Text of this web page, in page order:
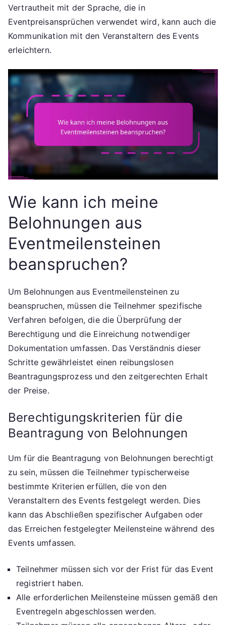
Vertrautheit mit der Sprache, die in
Eventpreisansprüchen verwendet wird, kann auch die
Kommunikation mit den Veranstaltern des Events
erleichtern.
Wie kann ich meine
Belohnungen aus
Eventmeilensteinen
beanspruchen?
Um Belohnungen aus Eventmeilensteinen zu
beanspruchen, müssen die Teilnehmer spezifische
Verfahren befolgen, die die Überprüfung der
Berechtigung und die Einreichung notwendiger
Dokumentation umfassen. Das Verständnis dieser
Schritte gewährleistet einen reibungslosen
Beantragungsprozess und den zeitgerechten Erhalt
der Preise.
Berechtigungskriterien für die
Beantragung von Belohnungen
Um für die Beantragung von Belohnungen berechtigt
zu sein, müssen die Teilnehmer typischerweise
bestimmte Kriterien erfüllen, die von den
Veranstaltern des Events festgelegt werden. Dies
kann das Abschließen spezifischer Aufgaben oder
das Erreichen festgelegter Meilensteine während des
Events umfassen.
Teilnehmer müssen sich vor der Frist für das Event
registriert haben.
Alle erforderlichen Meilensteine müssen gemäß den
Eventregeln abgeschlossen werden.